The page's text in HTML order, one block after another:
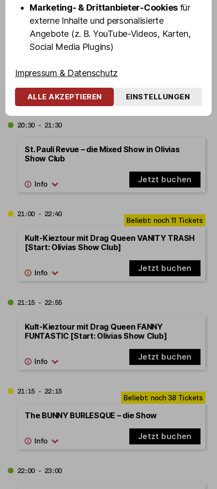
20:30 - 22:10
[Start: Olivias Show Club]
20:30 - 21:30
St. Pauli Revue – die Mixed Show in Olivias
Show Club
Jetzt buchen
21:00 - 22:40
Kult-Kieztour mit Drag Queen VANITY TRASH
[Start: Olivias Show Club]
Jetzt buchen
21:15 - 22:55
Kult-Kieztour mit Drag Queen FANNY
FUNTASTIC [Start: Olivias Show Club]
Jetzt buchen
21:15 - 22:15
The BUNNY BURLESQUE – die Show
Jetzt buchen
22:00 - 23:00
Marketing- & Drittanbieter-Cookies für
externe Inhalte und personalisierte
Angebote (z. B. YouTube-Videos, Karten,
Social Media Plugins)
Impressum & Datenschutz
ALLE AKZEPTIEREN EINSTELLUNGEN